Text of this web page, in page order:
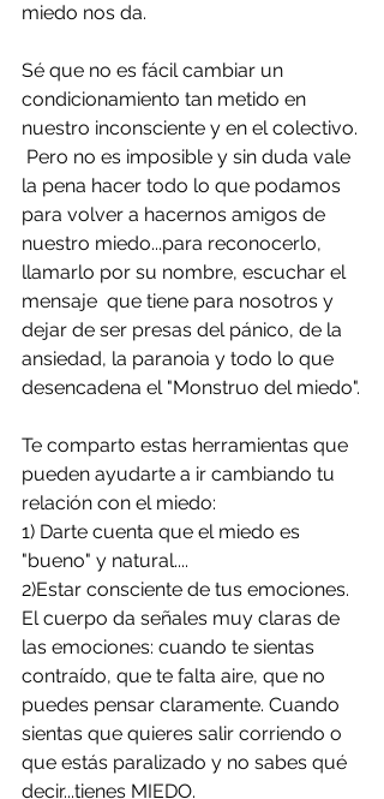
miedo nos da.
Sé que no es fácil cambiar un
condicionamiento tan metido en
nuestro inconsciente y en el colectivo.
Pero no es imposible y sin duda vale
la pena hacer todo lo que podamos
para volver a hacernos amigos de
nuestro miedo...para reconocerlo,
llamarlo por su nombre, escuchar el
mensaje  que tiene para nosotros y
dejar de ser presas del pánico, de la
ansiedad, la paranoia y todo lo que
desencadena el "Monstruo del miedo".
Te comparto estas herramientas que
pueden ayudarte a ir cambiando tu
relación con el miedo:
1) Darte cuenta que el miedo es
"bueno" y natural....
2)Estar consciente de tus emociones.
El cuerpo da señales muy claras de
las emociones: cuando te sientas
contraído, que te falta aire, que no
puedes pensar claramente. Cuando
sientas que quieres salir corriendo o
que estás paralizado y no sabes qué
decir...tienes MIEDO.